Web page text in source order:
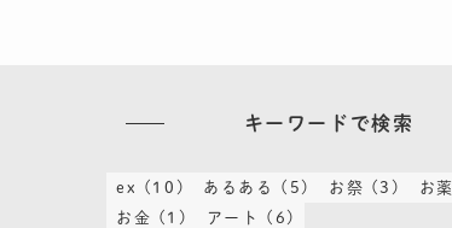
キーワードで検索
ex (10) あるある (5) お祭 (3) お薬
お金
(1) アート
(6)